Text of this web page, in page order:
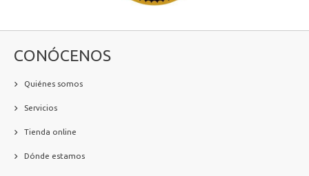
CONÓCENOS
Quiénes somos
Servicios
Tienda online
Dónde estamos